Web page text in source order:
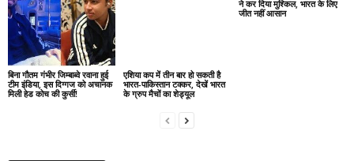
बिना गौतम गंभीर जिम्बाब्वे रवाना हुई
टीम इंडिया, इस दिग्गज को अचानक
मिली हेड कोच की कुर्सी!
ने कर दिया मुश्किल, भारत के लिए
जीत नहीं आसान